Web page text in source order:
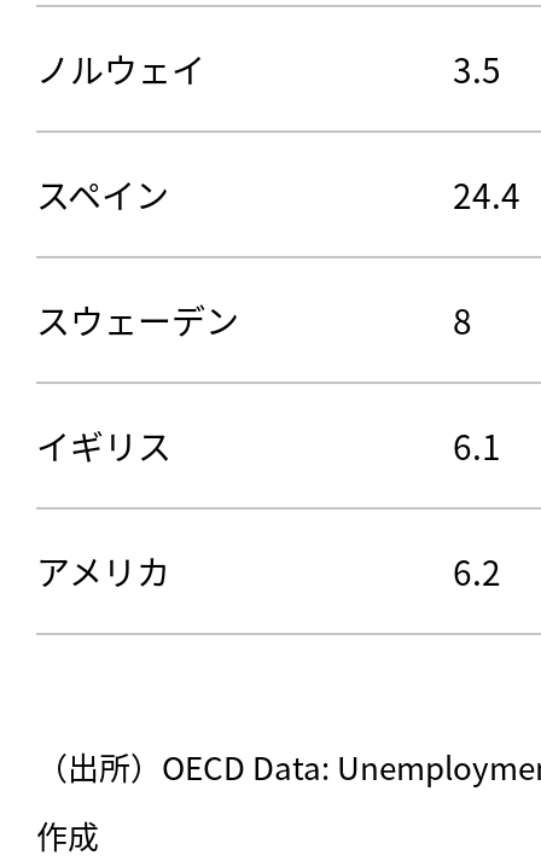
ノルウェイ 3.5
スペイン 24.4
スウェーデン 8
イギリス 6.1
アメリカ 6.2
（出所）OECD Data:
作成